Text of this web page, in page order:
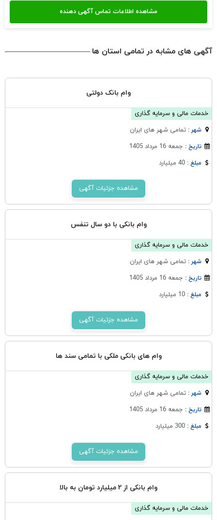
آگهی های مشابه در تمامی استان ها
وام بانک دولتی
خدمات مالی و سرمایه گذاری
شهر :تمامی شهر های ایران
تاریخ : جمعه 16 مرداد 1405
مبلغ :40 میلیارد
مشاهده جزئیات آگهی
وام بانکی با دو سال تنفس
خدمات مالی و سرمایه گذاری
شهر :تمامی شهر های ایران
تاریخ : جمعه 16 مرداد 1405
مبلغ :10 میلیارد
مشاهده جزئیات آگهی
وام های بانکی ملکی با تمامی سند ها
خدمات مالی و سرمایه گذاری
شهر :تمامی شهر های ایران
تاریخ : جمعه 16 مرداد 1405
مبلغ :300 میلیارد
مشاهده جزئیات آگهی
وام بانکی از ۲ میلیارد تومان به بالا
خدمات مالی و سرمایه گذاری